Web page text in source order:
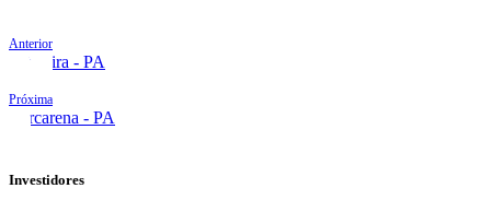
Anterior
Altamira - PA
Próxima
Barcarena - PA
Investidores